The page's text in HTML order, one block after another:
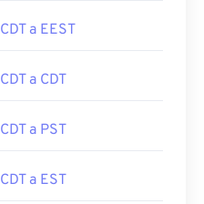
CDT a EEST
CDT a CDT
CDT a PST
CDT a EST